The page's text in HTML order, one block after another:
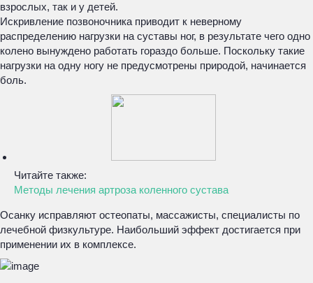
взрослых, так и у детей.
Искривление позвоночника приводит к неверному
распределению нагрузки на суставы ног, в результате чего одно
колено вынуждено работать гораздо больше. Поскольку такие
нагрузки на одну ногу не предусмотрены природой, начинается
боль.
Читайте также:
Методы лечения артроза коленного сустава
Осанку исправляют остеопаты, массажисты, специалисты по
лечебной физкультуре. Наибольший эффект достигается при
применении их в комплексе.